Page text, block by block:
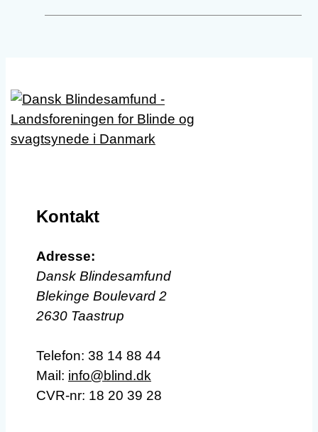
Kontakt
Adresse:
Dansk Blindesamfund
Blekinge Boulevard 2
2630 Taastrup
Telefon: 38 14 88 44
Mail: info@blind.dk
CVR-nr: 18 20 39 28